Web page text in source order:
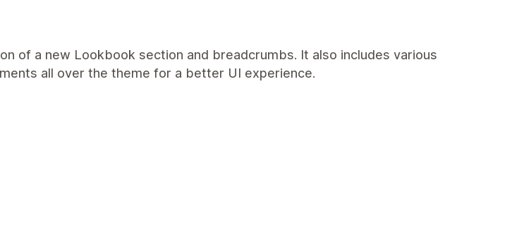
of a new Lookbook section and breadcrumbs. It also includes various
all over the theme for a better UI experience.